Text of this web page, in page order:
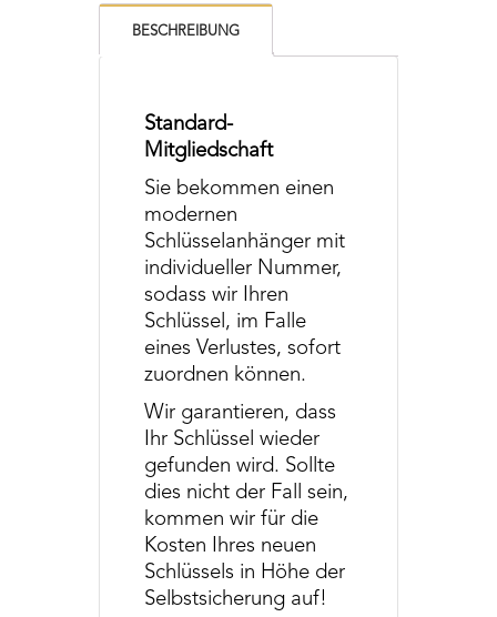
BESCHREIBUNG
Standard-
Mitgliedschaft
Sie bekommen einen
modernen
Schlüsselanhänger mit
individueller Nummer,
sodass wir Ihren
Schlüssel, im Falle
eines Verlustes, sofort
zuordnen können.
Wir garantieren, dass
Ihr Schlüssel wieder
gefunden wird. Sollte
dies nicht der Fall sein,
kommen wir für die
Kosten Ihres neuen
Schlüssels in Höhe der
Selbstsicherung auf!